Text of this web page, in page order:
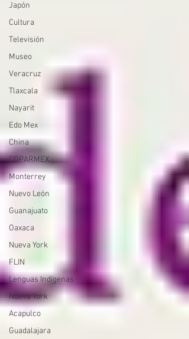
Japón
Cultura
Televisión
Museo
Veracruz
Tlaxcala
Nayarit
Edo Mex
China
COPARMEX
Monterrey
Nuevo León
Guanajuato
Oaxaca
Nueva York
FLIN
Lenguas Indígenas
Nueva York
Acapulco
Guadalajara